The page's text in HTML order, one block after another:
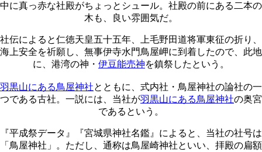
中に真っ赤な社殿がちょっとシュール。社殿の前にある二本の
木も、良い雰囲気だ。
社伝によると仁徳天皇五十五年、上毛野田道将軍東征の折り、
海上安全を祈願し、無事伊寺水門鳥屋岬に到着したので、此地
に、港湾の神・ 伊豆能売神を鎮祭したという。
羽黒山にある鳥屋神社とともに、式内社・鳥屋神社の論社の一
つである古社。一説には、当社が羽黒山にある鳥屋神社の奥宮
であるという。
『平成祭データ』『宮城県神社名鑑』によると、当社の社号は
「鳥屋神社」。ただし、通称は鳥屋崎神社といい、拝殿の扁額